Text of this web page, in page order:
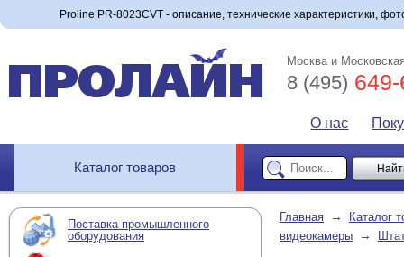
Proline PR-8023CVT - описание, технические характеристики,
Москва и
8 (495)
О нас
Каталог товаров
Поставка промышленного
оборудования
Главная →
Каталог
видеокамеры →